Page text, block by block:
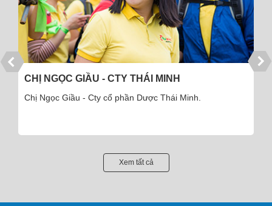
CHỊ NGỌC GIẦU - CTY THÁI MINH
Chị Ngọc Giầu - Cty cổ phần Dược Thái Minh.
Xem tất cả